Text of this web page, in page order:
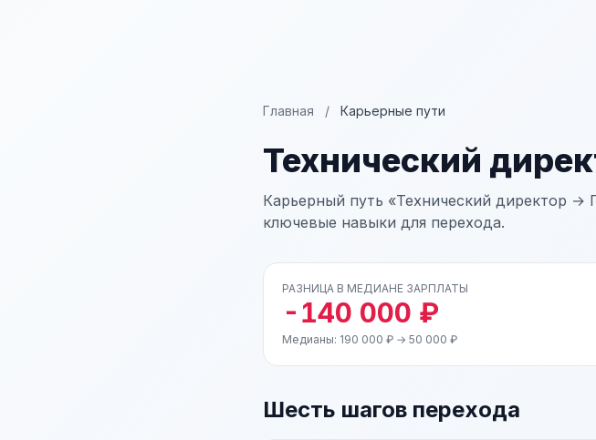
Главная / Карьерные пути
Технический
Карьерный путь «Технический директор →
ключевые навыки для перехода.
РАЗНИЦА В МЕДИАНЕ ЗАРПЛАТЫ
-140 000 ₽
Медианы: 190 000 ₽ → 50 000 ₽
Шесть шагов перехода